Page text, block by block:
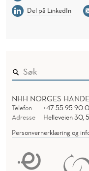
Del på LinkedIn
NHH NORGES
Telefon
+47 55 95 90
Adresse
Helleveien 30,
Personvernerklæring og